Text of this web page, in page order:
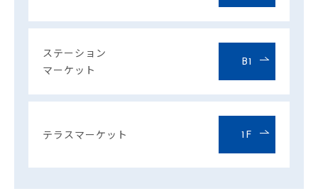
ステーション
マーケット
B1
テラスマーケット 1F